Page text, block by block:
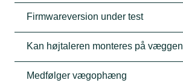
Firmwareversion under test
Kan højtaleren monteres på væggen
Medfølger vægophæng